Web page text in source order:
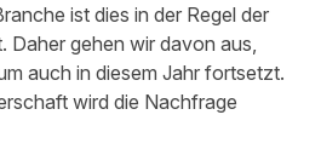
ist dies in der Regel der
Daher gehen wir davon aus,
auch in diesem Jahr fortsetzt.
wird die Nachfrage